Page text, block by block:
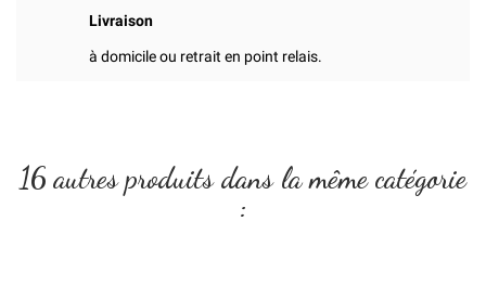
Livraison
à domicile ou retrait en point relais.
16 autres produits dans la même catégorie
: